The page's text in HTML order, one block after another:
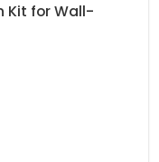
Kit for Wall-